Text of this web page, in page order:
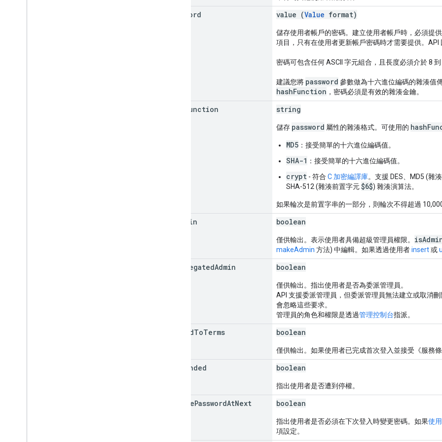
password value (Value format)
儲存使用者帳戶的密碼。建立使用者帳戶時，必須提
項目，只有在使用者更新帳戶密碼時才需要提供。
密碼可包含任何 ASCII 字元組合，且長度必須介於 8
建議您將 password 參數做為十六進位編碼的雜湊值
hashFunction ，密碼必須是有效的雜湊金鑰。
Function string
儲存 password 屬性的雜湊格式。可使用的
MD5 ：接受簡單的十六進位編碼值。
SHA-1 ：接受簡單的十六進位編碼值。
crypt - 符合 C 加密編譯庫。支援 DES、MD5 (雜
SHA-512 (雜湊前置字元$6$) 雜湊演算法。
如果輪次是前置字串的一部分，則輪次不得超過
Admin boolean
僅供輸出。表示使用者具備超級管理員權限。
makeAdmin 方法) 中編輯。如果透過使用者insert或
DelegatedAdmin boolean
僅供輸出。指出使用者是否為委派管理員。
API 支援委派管理員，但委派管理員無法建立或取消
會忽略這些要求。
管理員的角色和權限是透過管理控制台指派。
agreedToTerms boolean
僅供輸出。如果使用者已完成首次登入並接受《服務
suspended boolean
指出使用者是否遭到停權。
changePasswordAtNext
boolean
指出使用者是否必須在下次登入時變更密碼。如果使
項設定。